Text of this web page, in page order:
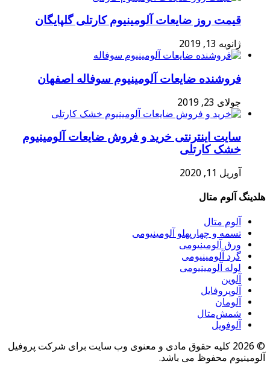
قیمت روز ضایعات آلومینیوم کارتلی گلپایگان
ژانویه 13, 2019
فروشنده ضایعات آلومینیوم سوفاله اصفهان
جولای 23, 2019
سایت اینترنتی خرید و فروش ضایعات آلومینیوم
خشک کارتلی
آوریل 11, 2020
هلدینگ آلوم متال
آلوم متال
تسمه و چهارپهلو آلومینیومی
ورق آلومینیومی
گرد آلومینیومی
لوله آلومینیومی
آلوین
آلوپروفایل
آلومان
شمش‌متال
آلوفویل
© 2026 کلیه حقوق مادی و معنوی وب سایت برای شرکت پروفیل
آلومینیوم محفوظ می باشد.